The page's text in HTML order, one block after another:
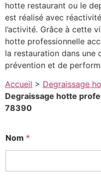
hotte restaurant ou le
est réalisé avec
l’activité. Grâce à cette
hotte professionnelle
la restauration dans une
prévention et de
Accueil > Degraissage
Degraissage hotte
78390
*
*
Nom *